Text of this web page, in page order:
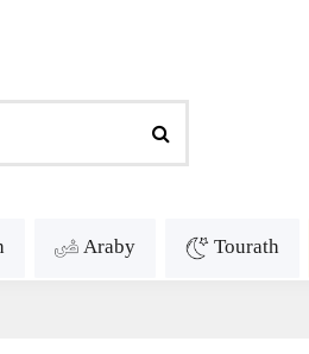
Araby Tourath